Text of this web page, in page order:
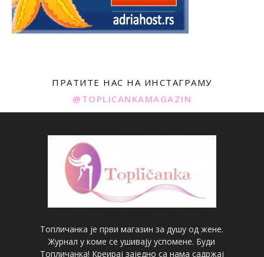
ПРАТИТЕ НАС НА ИНСТАГРАМУ
@TOPLICANKAMAGAZIN
Топличанка је први магазин за душу од жене.
Журнал у коме се ушивају успомене. Буди
Топличанка! Креирај заједно са нама садржај